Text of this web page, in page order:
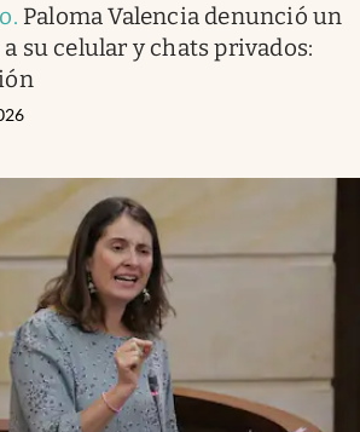
. Paloma Valencia denunció un
su celular y chats privados: